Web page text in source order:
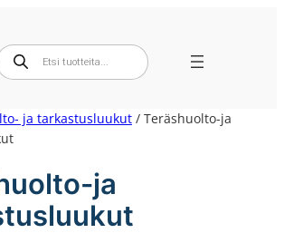
ja tarkastusluukut/ Teräshuolto-ja
ja